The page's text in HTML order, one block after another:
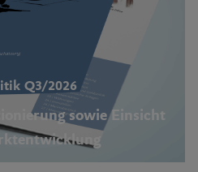
Q3/2026
sowie Einsicht